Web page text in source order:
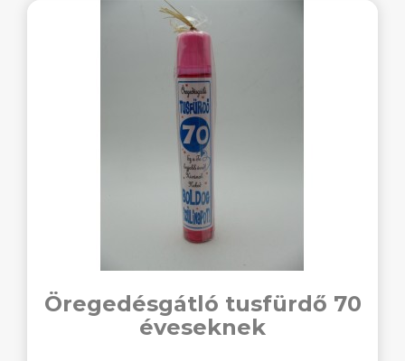
Öregedésgátló tusfürdő 70
éveseknek